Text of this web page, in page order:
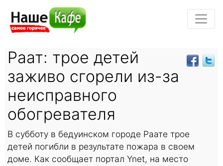
Раат: трое детей
заживо сгорели из-за
неисправного
обогревателя
В субботу в бедуинском городе Раате трое
детей погибли в результате пожара в своем
доме. Как сообщает портал Ynet, на место